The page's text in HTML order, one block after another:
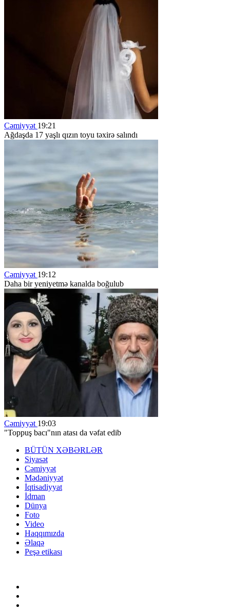
Cəmiyyət 19:21
Ağdaşda 17 yaşlı qızın toyu təxirə salındı
Cəmiyyət 19:12
Daha bir yeniyetmə kanalda boğulub
Cəmiyyət 19:03
"Toppuş bacı"nın atası da vəfat edib
BÜTÜN XƏBƏRLƏR
Siyasət
Cəmiyyət
Mədəniyyət
İqtisadiyyat
İdman
Dünya
Foto
Video
Haqqımızda
Əlaqə
Peşə etikası